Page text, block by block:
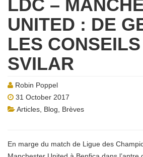
LDC –
UNITED : DE
LES
SVILAR
Robin Poppel
31 October 2017
Articles Blog
Brèves
En marge du match de Ligue des